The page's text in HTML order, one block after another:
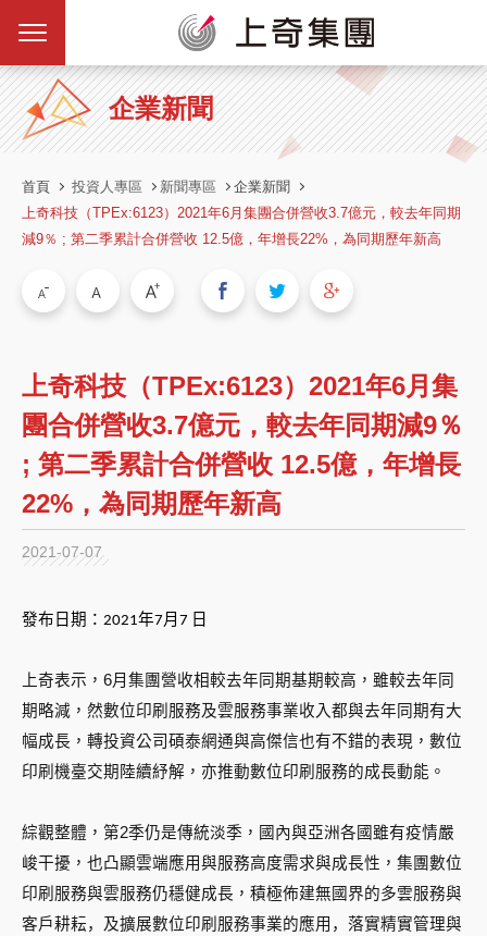
企業新聞
首頁 投資人專區 新聞專區
企業新聞
上奇科技（TPEx:6123）2021年6月集團合併營收3.7億元，較去年同期
減9％ ; 第二季累計合併營收 12.5億，年增長22%，為同期歷年新高
上奇科技（TPEx:6123）2021年6月集
團合併營收3.7億元，較去年同期減9％
; 第二季累計合併營收 12.5億，年增長
22%，為同期歷年新高
2021-07-07
發布日期： 2021年7月 7 日
上奇表示， 6月集團營收相較去年同期基期較高，雖較去年同
期略減，然數位印刷服務及雲服務事業收入都與去年同期有大
幅成長，轉投資公司碩泰網通與高傑信也有不錯的表現，數位
印刷機臺交期陸續紓解，亦推動數位印刷服務的成長動能。
綜觀整體，第2季仍是傳統淡季，國內與亞洲各國雖有疫情嚴
峻干擾，也凸顯雲端應用與服務高度需求與成長性 ，集團數位
印刷服務與雲服務仍穩健成長，積極佈建無國界的多雲服務與
客戶耕耘，及擴展數位印刷服務事業的應用， 落實精實管理與